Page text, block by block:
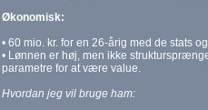
Økonomisk:
• 60 mio. kr. for en 26‑årig med de stats
• Lønnen er høj, men ikke
parametre for at være value.
Hvordan jeg vil bruge ham: